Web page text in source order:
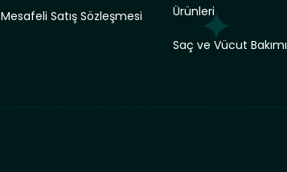
Mesafeli Satış Sözleşmesi
Ürünleri
Saç ve Vücut Bakımı